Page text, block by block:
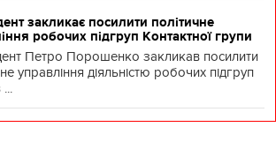
закликає посилити політичне
робочих підгруп Контактної групи
Петро Порошенко закликав посилити
управління діяльністю робочих підгруп